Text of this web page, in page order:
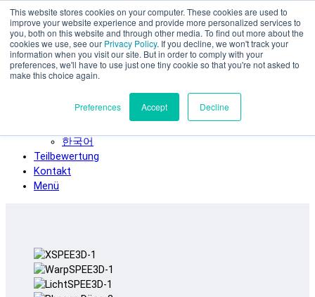
This website stores cookies on your computer. These cookies are used to
improve your website experience and provide more personalized services to
you, both on this website and through other media. To find out more about the
cookies we use, see our Privacy Policy. If you decline, we won't track your
information when you visit our site. But in order to comply with your
preferences, we'll have to use just one tiny cookie so that you're not asked to
make this choice again.
Preferences Accept Decline
Zum Hauptinhalt springen
SPEE3D
Deutsch
English
Español
Italiano
한국어
Teilbewertung
Kontakt
Menü